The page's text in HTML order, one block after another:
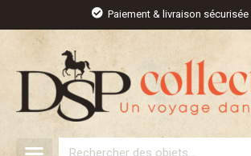
contenu
Paiement & livraison sécurisée
Rechercher